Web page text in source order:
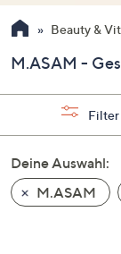
verwenden
Sie
Pfeiltasten
nach
und
nach
unten
oder
Beauty &
M.ASAM -
Filter
Deine Auswahl:
M.ASAM